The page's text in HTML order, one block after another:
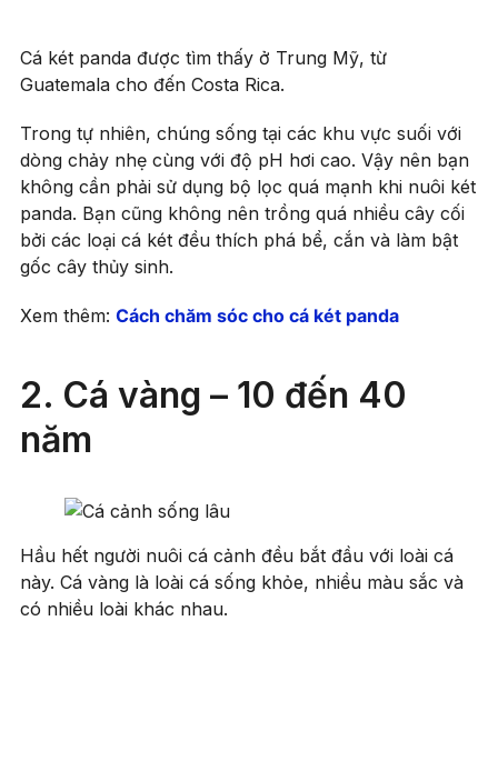
Cá két panda được tìm thấy ở Trung Mỹ, từ
Guatemala cho đến Costa Rica.
Trong tự nhiên, chúng sống tại các khu vực suối với
dòng chảy nhẹ cùng với độ pH hơi cao. Vậy nên bạn
không cần phải sử dụng bộ lọc quá mạnh khi nuôi két
panda. Bạn cũng không nên trồng quá nhiều cây cối
bởi các loại cá két đều thích phá bể, cắn và làm bật
gốc cây thủy sinh.
Xem thêm: Cách chăm sóc cho cá két panda
2. Cá vàng – 10 đến 40
năm
Hầu hết người nuôi cá cảnh đều bắt đầu với loài cá
này. Cá vàng là loài cá sống khỏe, nhiều màu sắc và
có nhiều loài khác nhau.